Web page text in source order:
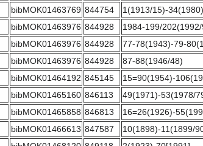
bibMOK01463769 844754
1(1913/15)-
bibMOK01463976 844928
1984-199/
bibMOK01463976 844928
77-78(1943)-79-
bibMOK01463976 844928
87-88(1946/48)
bibMOK01464192 845145
15=90(1954)-
bibMOK01465160 846113
49(1971)-53(1978/
bibMOK01465858 846813
16=26(1926)-
bibMOK01466613 847587
10(1898)-11(1899/